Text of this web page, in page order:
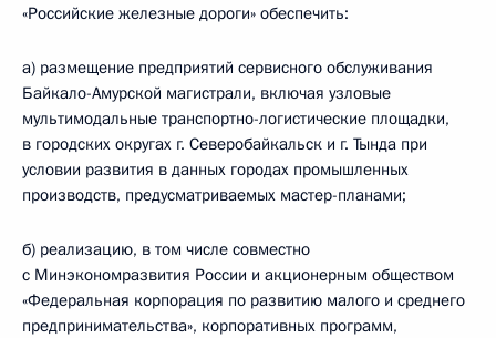
«Российские железные дороги» обеспечить:
а) размещение предприятий сервисного обслуживания
Байкало-Амурской магистрали, включая узловые
мультимодальные транспортно-логистические площадки,
в городских округах г. Северобайкальск и г. Тында при
условии развития в данных городах промышленных
производств, предусматриваемых мастер-планами;
б) реализацию, в том числе совместно
с Минэкономразвития России и акционерным обществом
«Федеральная корпорация по развитию малого и среднего
предпринимательства», корпоративных программ,